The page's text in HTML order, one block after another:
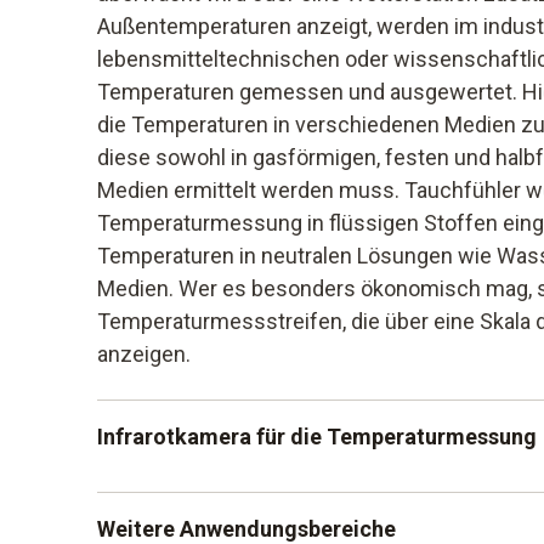
Außentemperaturen anzeigt, werden im
lebensmitteltechnischen oder
Temperaturen gemessen und ausgewertet.
die Temperaturen in verschiedenen Medien
diese sowohl in gasförmigen, festen und
Medien ermittelt werden muss. Tauchfühler
Temperaturmessung in flüssigen Stoffen
Temperaturen in neutralen Lösungen wie
Medien. Wer es besonders ökonomisch mag,
Temperaturmessstreifen, die über eine Skala
anzeigen.
Infrarotkamera für die Temperaturmessung
Weitere Anwendungsbereiche